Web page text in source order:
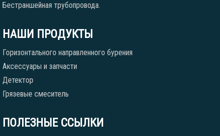
Бестраншейная трубопровода.
НАШИ ПРОДУКТЫ
Горизонтального направленного бурения
Аксессуары и запчасти
Детектор
Грязевые смеситель
ПОЛЕЗНЫЕ ССЫЛКИ